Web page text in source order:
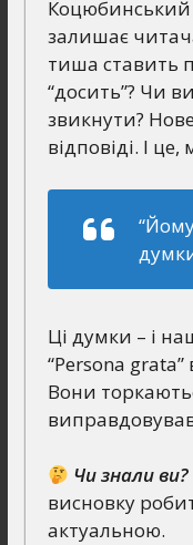
Коцюбинський
залишає
тиша ставить
“досить”? Чи
звикнути?
відповіді. І
Ці думки – і
“Persona
Вони
Чи знали ви?
висновку
актуальною.